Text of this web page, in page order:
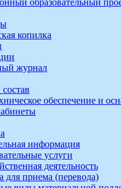
образовательный
копилка
журнал
обеспечение и
информация
услуги
деятельность
для приема (перевода)